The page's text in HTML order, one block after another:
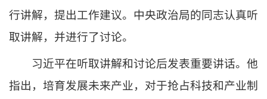
行讲解，提出工作建议。中央政治局的同志认真听
取讲解，并进行了讨论。
习近平在听取讲解和讨论后发表重要讲话。他
指出，培育发展未来产业，对于抢占科技和产业制